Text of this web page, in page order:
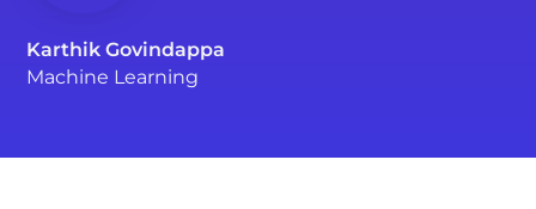
Karthik Govindappa
Machine Learning